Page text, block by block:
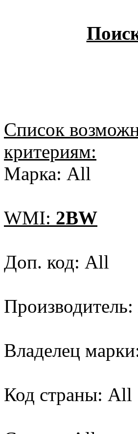
Список
критериям:
Марка: All
WMI: 2BW
Доп. код: All
Владелец
Код страны: All